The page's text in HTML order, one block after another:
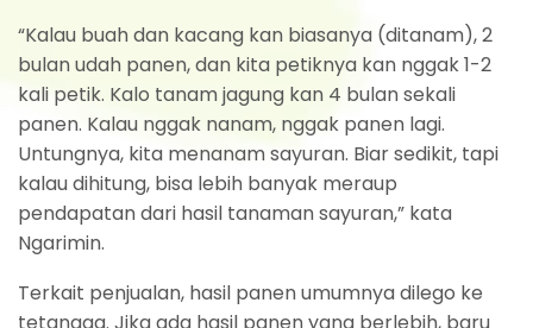
“Kalau buah dan kacang kan biasanya (ditanam), 2
bulan udah panen, dan kita petiknya kan nggak 1-2
kali petik. Kalo tanam jagung kan 4 bulan sekali
panen. Kalau nggak nanam, nggak panen lagi.
Untungnya, kita menanam sayuran. Biar sedikit, tapi
kalau dihitung, bisa lebih banyak meraup
pendapatan dari hasil tanaman sayuran,” kata
Ngarimin.
Terkait penjualan, hasil panen umumnya dilego ke